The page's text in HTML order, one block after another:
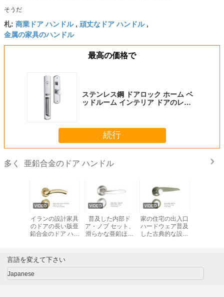
そうだ
札: 商業ドア ハンドル, 頑丈なドア ハンドル,
金属の家具のハンドル
最高の価格で
ステンレス鋼 ドアロック ホーム ベ
ッドルーム インテリア ドアのレバ
続行
多く 亜鉛合金のドア ハンドル
イランの設計家具
のドアの長い版亜
鉛合金のドア ハン
普及した内部ド
ア・ノブ セット、
滑らかな亜鉛ほぞ
家の住宅の出入口
ハードウェア普及
した古典的な設計
言語を変えて下さい
Japanese